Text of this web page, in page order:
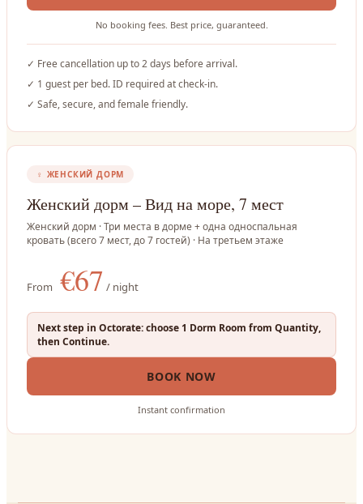
No booking fees. Best price, guaranteed.
✓ Free cancellation up to 2 days before arrival.
✓ 1 guest per bed. ID required at check-in.
✓ Safe, secure, and female friendly.
♀ ЖЕНСКИЙ ДОРМ
Женский дорм – Вид на море, 7 мест
Женский дорм · Три места в дорме + одна односпальная
кровать (всего 7 мест, до 7 гостей) · На третьем этаже
From €67 / night
Next step in Octorate: choose 1 Dorm Room from Quantity,
then Continue.
BOOK NOW
Instant confirmation